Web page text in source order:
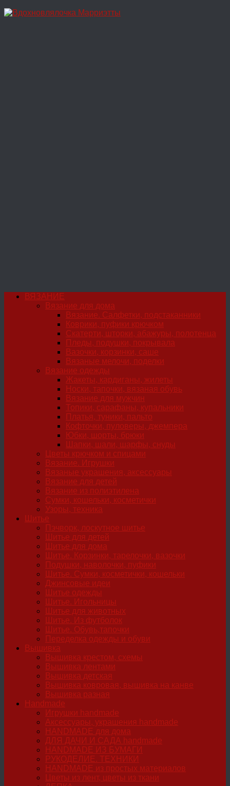
Перейти
ВЯЗАНИЕ
Вязание для дома
Вязание. Салфетки, подстаканники
Коврики, пуфики крючком
Скатерти, шторки, абажуры, полотенца
Пледы, подушки, покрывала
Вазочки, корзинки, саше
Вязаные мелочи, поделки
Вязание одежды
Жакеты, кардиганы, жилеты
Носки, тапочки, вязаная обувь
Вязание для мужчин
Топики, сарафаны, купальники
Платья, туники, пальто
Кофточки, пуловеры, джемпера
Юбки, шорты, брюки
Шапки, шали, шарфы, снуды
Цветы крючком и спицами
Вязание. Игрушки
Вязаные украшения, аксессуары
Вязание для детей
Вязание из полиэтилена
Сумки, кошельки, косметички
Узоры, техника
Шитье
Пэчворк, лоскутное шитье
Шитье для детей
Шитье для дома
Шитье. Корзинки, тарелочки, вазочки
Подушки, наволочки, пуфики
Шитье. Сумки, косметички, кошельки
Джинсовые идеи
Шитье одежды
Шитье. Игольницы
Шитье для животных
Шитье. Из футболок
Шитье. Обувь,тапочки
Переделка одежды и обуви
Вышивка
Вышивка крестом, схемы
Вышивка лентами
Вышивка детская
Вышивка ковровая, вышивка на канве
Вышивка разная
Handmade
Игрушки handmade
Аксессуары, украшения handmade
HANDMADE для дома
ДЛЯ ДАЧИ И САДА handmade
HANDMADE ИЗ БУМАГИ
РУКОДЕЛИЕ. ТЕХНИКИ
HANDMADE из простых материалов
Цветы из лент, цветы из ткани